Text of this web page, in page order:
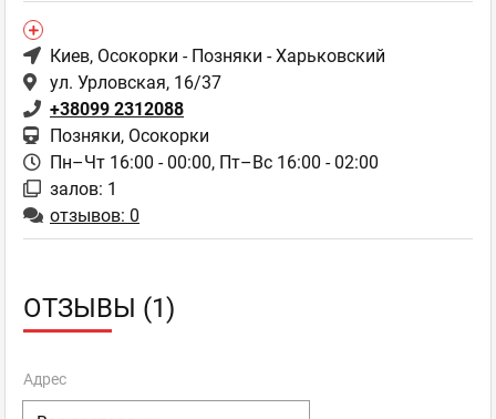
Киев, Осокорки - Позняки - Харьковский
ул. Урловская, 16/37
+38099 2312088
Позняки, Осокорки
Пн–Чт 16:00 - 00:00, Пт–Вс 16:00 - 02:00
залов: 1
отзывов: 0
ОТЗЫВЫ (1)
Адрес